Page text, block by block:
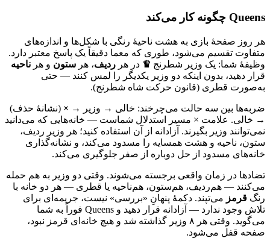
Queens چگونه کار می‌کند
هر روز صفحهٔ بازی به هشت ناحیهٔ رنگی با شکل‌ها و اندازه‌های
متفاوت تقسیم می‌شود، طوری که معما دقیقاً یک پاسخ معتبر دارد.
وظیفهٔ شما: یک وزیر شطرنج♛در هر ردیف، هر ستونو هر ناحیه
قرار دهید، بدون اینکه دو وزیر یکدیگر را لمس کنند — حتی
به‌صورت قطری (قانون حرکت شاه شطرنج).
ضربه‌ها بین سه حالت می‌چرخند: خالی → وزیر →× (نشانهٔ حذف)
→ خالی. علامت × مسیر استدلال شماست — خانه‌هایی که می‌دانید
نمی‌توانند وزیر بگیرند. آزادانه از آن استفاده کنید؛ هر وزیر ردیف،
ستون، ناحیه و هشت همسایه را مسدود می‌کند، و نشانه‌گذاری
خانه‌های مسدود از حل دوباره از صفر جلوگیری می‌کند.
تضادها در زمان واقعی برجسته می‌شوند. وقتی دو وزیر به هم حمله
می‌کنند — هم‌ردیف، هم‌ستون، هم‌ناحیه یا قطری — هر دو خانه با
رنگقرمزمی‌تپند. دکمهٔ پنهانِ «بررسی» نیست، جریمه‌ای برای
تلاش وجود ندارد — آزادانه قرار دهید و Queens فوراً به شما
می‌گوید. وقتی هر ۸ وزیر گذاشته شد و هیچ خانه‌ای قرمز نبود،
صفحه قفل می‌شود.